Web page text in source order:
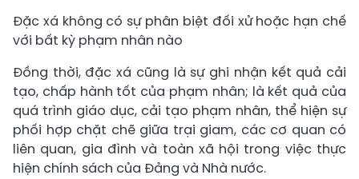
Đặc xá không có sự phân biệt đối xử hoặc hạn chế
với bất kỳ phạm nhân nào
Đồng thời, đặc xá cũng là sự ghi nhận kết quả cải
tạo, chấp hành tốt của phạm nhân; là kết quả của
quá trình giáo dục, cải tạo phạm nhân, thể hiện sự
phối hợp chặt chẽ giữa trại giam, các cơ quan có
liên quan, gia đình và toàn xã hội trong việc thực
hiện chính sách của Đảng và Nhà nước.